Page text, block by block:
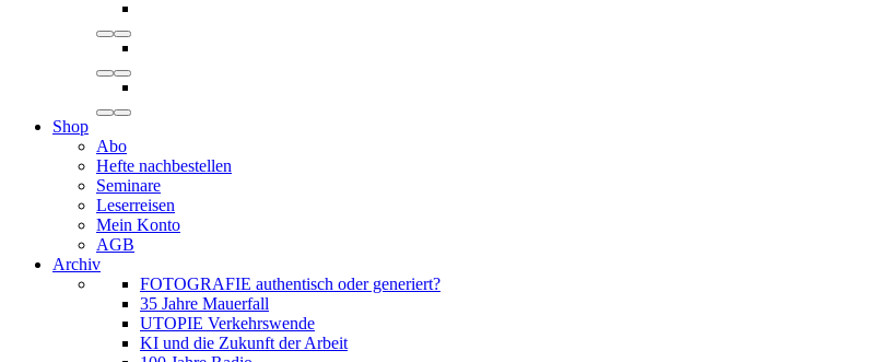
Shop
Abo
Hefte nachbestellen
Seminare
Leserreisen
Mein Konto
AGB
Archiv
FOTOGRAFIE authentisch oder generiert?
35 Jahre Mauerfall
UTOPIE Verkehrswende
KI und die Zukunft der Arbeit